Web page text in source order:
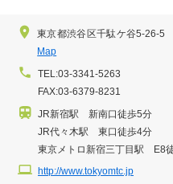
東京都渋谷区千駄ケ谷5-26-
Map
TEL:03-3341-5263
FAX:03-6379-8231
JR新宿駅 新南口徒歩5分
JR代々木駅 東口徒歩4分
東京メトロ新宿三丁目駅 E8
http://www.tokyomtc.jp